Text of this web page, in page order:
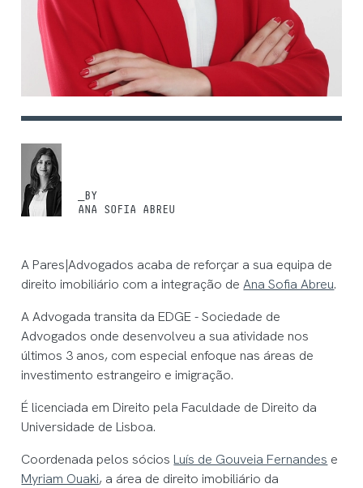
_BY
ANA SOFIA ABREU
A Pares|Advogados acaba de reforçar a sua equipa de
direito imobiliário com a integração deAna Sofia Abreu.
A Advogada transita da EDGE - Sociedade de
Advogados onde desenvolveu a sua atividade nos
últimos 3 anos, com especial enfoque nas áreas de
investimento estrangeiro e imigração.
É licenciada em Direito pela Faculdade de Direito da
Universidade de Lisboa.
Coordenada pelos sócios Luís de Gouveia Fernandes e
Myriam Ouaki, a área de direito imobiliário da